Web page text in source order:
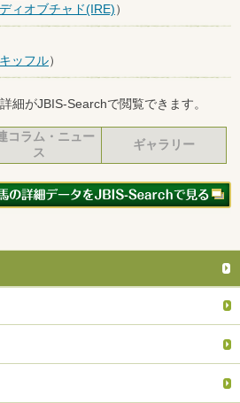
ィオブチャド(IRE)）
ッフル）
細がJBIS-Searchで閲覧できます。
コラム・ニュー
ス
ギャラリー